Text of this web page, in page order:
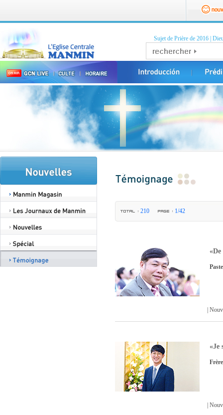
Sujet de Prière de 2016
210 1/42
|
«Je
|